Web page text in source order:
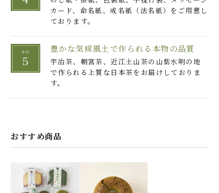
カード、命名紙、戒名紙（法名紙）をご用意し
ております。
豊かな気候風土で作られる本物の品質
宇治茶、朝宮茶、近江土山茶の山紫水明の地
で作られる上質な日本茶をお届けしておりま
す。
おすすめ商品